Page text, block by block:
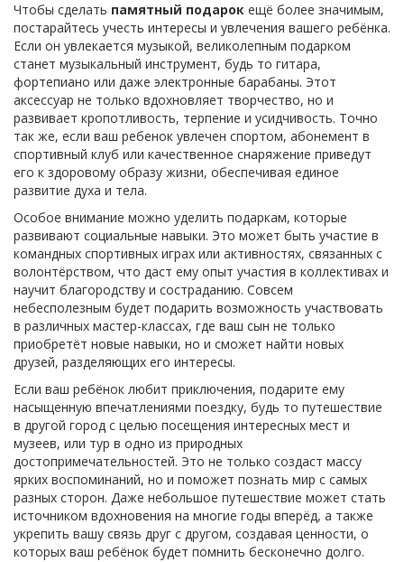
Чтобы сделать памятный подарок ещё более значимым,
постарайтесь учесть интересы и увлечения вашего ребёнка.
Если он увлекается музыкой, великолепным подарком
станет музыкальный инструмент, будь то гитара,
фортепиано или даже электронные барабаны. Этот
аксессуар не только вдохновляет творчество, но и
развивает кропотливость, терпение и усидчивость. Точно
так же, если ваш ребенок увлечен спортом, абонемент в
спортивный клуб или качественное снаряжение приведут
его к здоровому образу жизни, обеспечивая единое
развитие духа и тела.
Особое внимание можно уделить подаркам, которые
развивают социальные навыки. Это может быть участие в
командных спортивных играх или активностях, связанных с
волонтёрством, что даст ему опыт участия в коллективах и
научит благородству и состраданию. Совсем
небесполезным будет подарить возможность участвовать
в различных мастер-классах, где ваш сын не только
приобретёт новые навыки, но и сможет найти новых
друзей, разделяющих его интересы.
Если ваш ребёнок любит приключения, подарите ему
насыщенную впечатлениями поездку, будь то путешествие
в другой город с целью посещения интересных мест и
музеев, или тур в одно из природных
достопримечательностей. Это не только создаст массу
ярких воспоминаний, но и поможет познать мир с самых
разных сторон. Даже небольшое путешествие может стать
источником вдохновения на многие годы вперёд, а также
укрепить вашу связь друг с другом, создавая ценности, о
которых ваш ребёнок будет помнить бесконечно долго.